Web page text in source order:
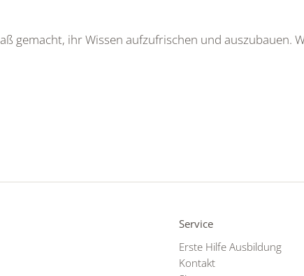
gemacht, ihr Wissen aufzufrischen und auszubauen.
Service
Erste Hilfe Ausbildung
Kontakt